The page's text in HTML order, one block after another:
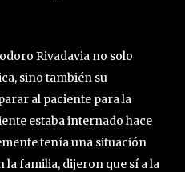
Rivadavia no solo
sino también su
al paciente para la
estaba internado hace
tenía una situación
la familia, dijeron que sí a la